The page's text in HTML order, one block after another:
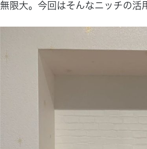
無限大。今回はそんなニッチの活